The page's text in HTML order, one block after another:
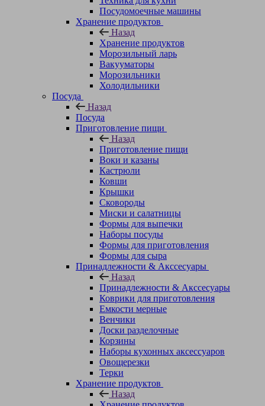
Посудомоечные машины
Хранение продуктов
Назад
Хранение продуктов
Морозильный ларь
Вакууматоры
Морозильники
Холодильники
Посуда
Назад
Посуда
Приготовление пищи
Назад
Приготовление пищи
Воки и казаны
Кастрюли
Ковши
Крышки
Сковороды
Миски и салатницы
Формы для выпечки
Наборы посуды
Формы для приготовления
Формы для сыра
Принадлежности & Акссесуары
Назад
Принадлежности & Акссесуары
Коврики для приготовления
Емкости мерные
Венчики
Доски разделочные
Корзины
Наборы кухонных аксессуаров
Овощерезки
Терки
Хранение продуктов
Назад